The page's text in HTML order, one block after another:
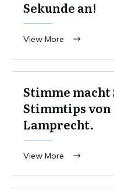
Sekunde an!
View More
Stimme macht
Stimmtips
Lamprecht.
View More